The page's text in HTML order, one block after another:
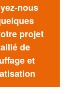
nous
projet
de
et